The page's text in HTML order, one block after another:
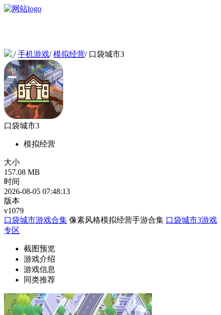
/手机游戏/模拟经营/ 口袋城市3
口袋城市3
模拟经营
大小
157.08 MB
时间
2026-08-05 07:48:13
版本
v1079
口袋城市游戏合集 像素风格模拟经营手游合集 口袋城市3游戏
专区
截图预览
游戏介绍
游戏信息
同类推荐